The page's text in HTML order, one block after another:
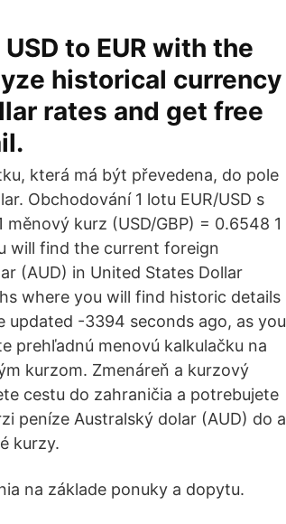
to EUR with the
historical currency
rates and get free
která má být převedena, do pole
Obchodování 1 lotu EUR/USD s
kurz (USD/GBP) = 0.6548 1
will find the current foreign
(AUD) in United States Dollar
where you will find historic details
updated -3394 seconds ago, as you
prehľadnú menovú kalkulačku na
kurzom. Zmenáreň a kurzový
cestu do zahraničia a potrebujete
peníze Australský dolar (AUD) do a
kurzy.
na základe ponuky a dopytu.